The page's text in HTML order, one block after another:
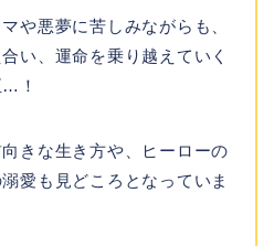
や悪夢に苦しみながらも、
い、運命を乗り越えていく
！
きな生き方や、ヒーローの
愛も見どころとなっていま